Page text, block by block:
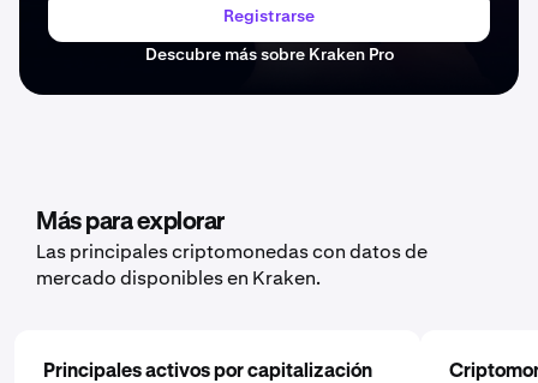
Registrarse
Descubre más sobre Kraken Pro
Más para explorar
Las principales criptomonedas con datos de
mercado disponibles en Kraken.
Principales activos por capitalización